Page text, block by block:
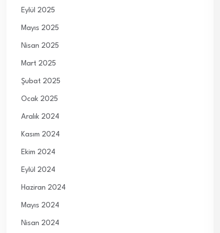
Eylül 2025
Mayıs 2025
Nisan 2025
Mart 2025
Şubat 2025
Ocak 2025
Aralık 2024
Kasım 2024
Ekim 2024
Eylül 2024
Haziran 2024
Mayıs 2024
Nisan 2024